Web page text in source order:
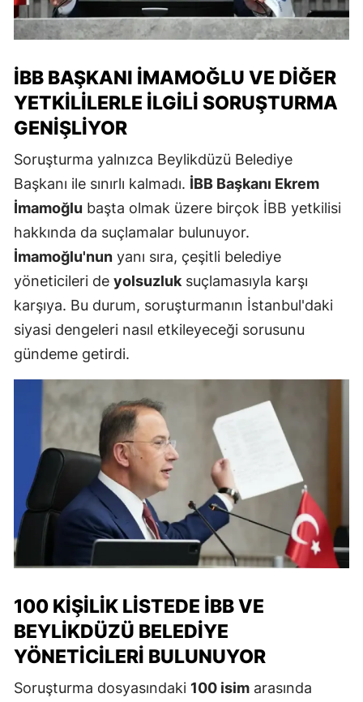
İBB BAŞKANI İMAMOĞLU VE DIĞER
YETKILILERLE İLGILI SORUŞTURMA
GENIŞLIYOR
Soruşturma yalnızca Beylikdüzü Belediye
Başkanı ile sınırlı kalmadı. İBB Başkanı Ekrem
İmamoğlu başta olmak üzere birçok İBB yetkilisi
hakkında da suçlamalar bulunuyor.
İmamoğlu'nun yanı sıra, çeşitli belediye
yöneticileri de yolsuzluk suçlamasıyla karşı
karşıya. Bu durum, soruşturmanın İstanbul'daki
siyasi dengeleri nasıl etkileyeceği sorusunu
gündeme getirdi.
100 KIŞILIK LISTEDE İBB VE
BEYLIKDÜZÜ BELEDIYE
YÖNETICILERI BULUNUYOR
Soruşturma dosyasındaki 100 isim arasında